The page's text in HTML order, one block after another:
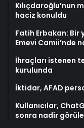
Kılıçdaroğlu’nun
haciz konuldu
Fatih Erbakan: Bir
Emevi Camii’nde
İhraçları istenen
kurulunda
İktidar, AFAD
Kullanıcılar,
sonra nadir